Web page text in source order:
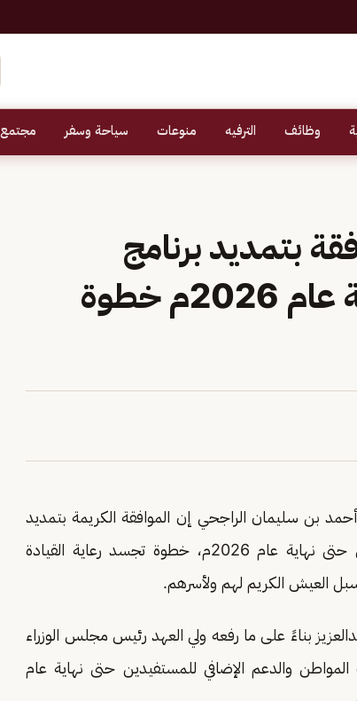
وظائف الترفيه منوعات سياحة وسفر مجتمع
بتمديد برنامج
حساب المواطن حتى نهاية عام 2026م خطوة
أحمد بن سليمان الراجحي إن الموافقة الكريمة بتمديد
برنامج حساب المواطن واستمرار تقديم الدعم الإضافي حتى نهاية عام 2026م، خطوة تجسد رعاية القيادة
العيش الكريم لهم ولأسرهم.
بناءً على ما رفعه ولي العهد رئيس مجلس الوزراء
والدعم الإضافي للمستفيدين حتى نهاية عام